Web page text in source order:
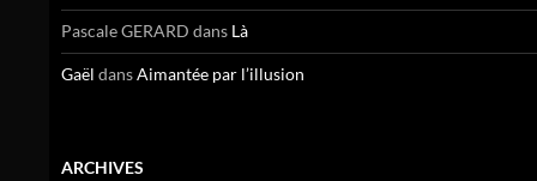
Pascale GERARD dans Là
Gaël dansAimantée par l’illusion
ARCHIVES